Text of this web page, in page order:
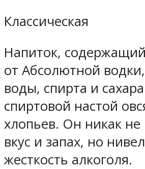
Классическая
Напиток,
от Абсолютной
воды, спирта и
спиртовой настой
хлопьев. Он никак не
вкус и запах, но
жесткость алкоголя.